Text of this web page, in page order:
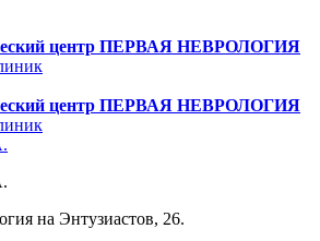
центр ПЕРВАЯ НЕВРОЛОГИЯ
центр ПЕРВАЯ НЕВРОЛОГИЯ
на Энтузиастов, 26.